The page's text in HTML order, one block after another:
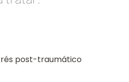
post-traumático